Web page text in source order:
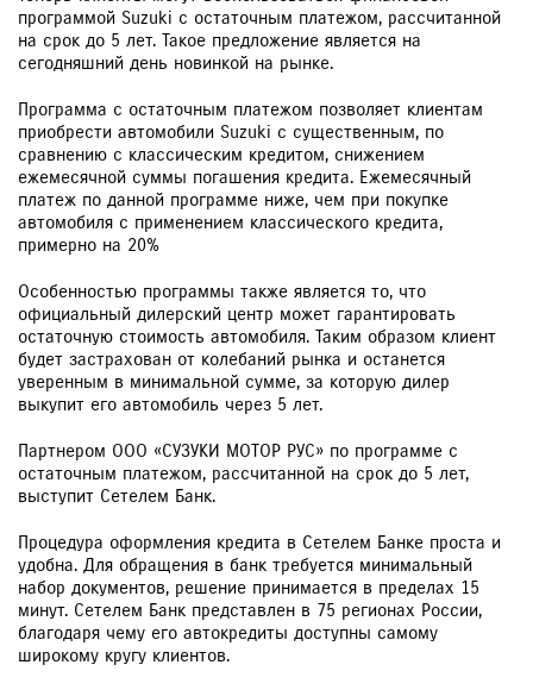
программой Suzuki с остаточным платежом, рассчитанной
на срок до 5 лет. Такое предложение является на
сегодняшний день новинкой на рынке.
Программа с остаточным платежом позволяет клиентам
приобрести автомобили Suzuki с существенным, по
сравнению с классическим кредитом, снижением
ежемесячной суммы погашения кредита. Ежемесячный
платеж по данной программе ниже, чем при покупке
автомобиля с применением классического кредита,
примерно на 20%
Особенностью программы также является то, что
официальный дилерский центр может гарантировать
остаточную стоимость автомобиля. Таким образом клиент
будет застрахован от колебаний рынка и останется
уверенным в минимальной сумме, за которую дилер
выкупит его автомобиль через 5 лет.
Партнером ООО «СУЗУКИ МОТОР РУС» по программе с
остаточным платежом, рассчитанной на срок до 5 лет,
выступит Сетелем Банк.
Процедура оформления кредита в Сетелем Банке проста и
удобна. Для обращения в банк требуется минимальный
набор документов, решение принимается в пределах 15
минут. Сетелем Банк представлен в 75 регионах России,
благодаря чему его автокредиты доступны самому
широкому кругу клиентов.